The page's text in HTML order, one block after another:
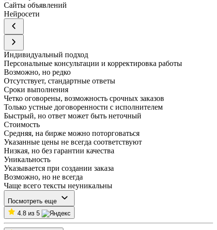
Сайты объявлений
Нейросети
Индивидуальный подход
Персональные консультации и корректировка работы
Возможно, но редко
Отсутствует, стандартные ответы
Сроки выполнения
Четко оговорены, возможность срочных заказов
Только устные договоренности с исполнителем
Быстрый, но ответ может быть неточный
Стоимость
Средняя, на бирже можно поторговаться
Указанные цены не всегда соответствуют
Низкая, но без гарантии качества
Уникальность
Указывается при создании заказа
Возможно, но не всегда
Чаще всего тексты неуникальны
Посмотреть еще
4.8 из 5